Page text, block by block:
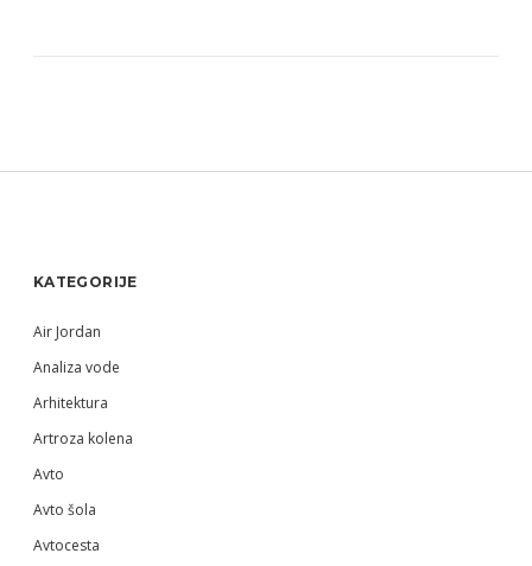
KATEGORIJE
Air Jordan
Analiza vode
Arhitektura
Artroza kolena
Avto
Avto šola
Avtocesta